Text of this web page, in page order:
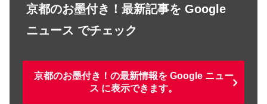
京都のお墨付き！最新記事を Google
ニュース でチェック
京都のお墨付き！の最新情報を Google ニュー
ス に表示できます。